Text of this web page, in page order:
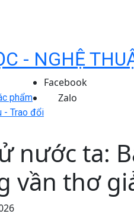
- NGHỆ
phẩm
- Trao đổi
Facebook
Zalo
nước ta:
vần thơ